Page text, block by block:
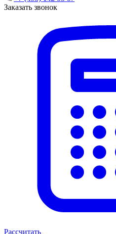
Заказать звонок
Рассчитать